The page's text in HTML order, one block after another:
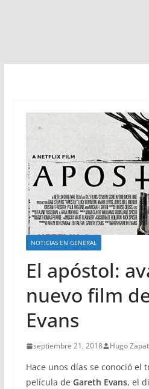
NOTICIAS EN GENERAL
El apóstol:
nuevo film
Evans
septiembre 21, 2018 Hugo
Hace unos días se conoció el
película de Gareth Evans, el